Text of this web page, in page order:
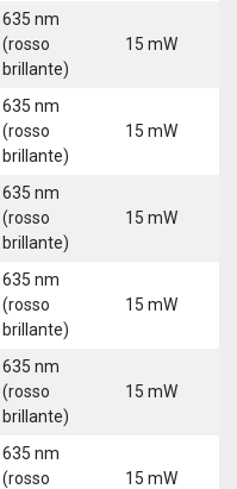
635 nm
(rosso
brillante)
15 mW
635 nm
(rosso
brillante)
15 mW
635 nm
(rosso
brillante)
15 mW
635 nm
(rosso
brillante)
15 mW
635 nm
(rosso
brillante)
15 mW
635 nm
(rosso
15 mW